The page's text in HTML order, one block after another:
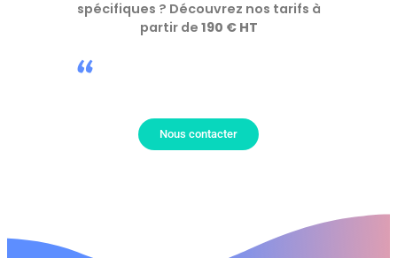
spécifiques ? Découvrez nos tarifs à
partir de 190 € HT
“
Nous contacter